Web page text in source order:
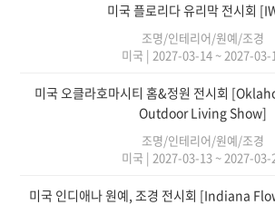
미국 플로리다 유리막 전시회
조명/인테리어/원예/조경
미국 | 2027-03-14 ~ 2027-03-
미국 오클라호마시티 홈&정원 전시회
Outdoor Living Show]
조명/인테리어/원예/조경
미국 | 2027-03-13 ~ 2027-03-
미국 인디애나 원예, 조경 전시회 [Indiana